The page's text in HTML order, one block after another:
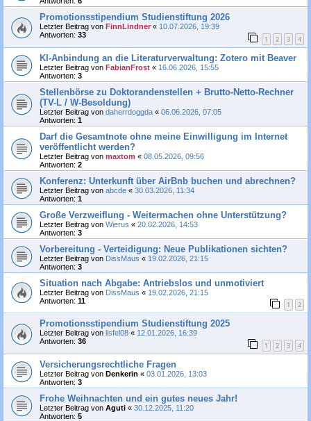
Promotionsstipendium Studienstiftung 2026
Letzter Beitrag von FinnLindner « 10.07.2026, 19:39
Antworten: 33 1 2 3 4
KI-Anbindung an die Literaturverwaltung: Zotero mit Beaver
Letzter Beitrag von FabianFrost « 16.06.2026, 15:55
Antworten: 3
Stellenbörse zu Doktorandenstellen + Brutto-Netto-Rechner
(TV-L / W-Besoldung)
Letzter Beitrag von daherrdoggda « 06.06.2026, 07:05
Antworten: 1
Darf die Gesamtnote ohne meine Einwilligung im Internet
veröffentlicht werden?
Letzter Beitrag von maxtom « 08.05.2026, 09:56
Antworten: 2
Konferenz: Unterkunft über AirBnb buchen und abrechnen?
Letzter Beitrag von abcde « 30.03.2026, 11:34
Antworten: 1
Große Verzweiflung - Weitermachen ohne Unterstützung?
Letzter Beitrag von Wierus « 20.02.2026, 14:53
Antworten: 3
Vorbereitung - Verteidigung: Neue Publikationen sichten?
Letzter Beitrag von DissMaus « 19.02.2026, 21:15
Antworten: 3
Situation nach Abgabe: Antriebslos und unmotiviert
Letzter Beitrag von DissMaus « 19.02.2026, 21:15
Antworten: 11 1 2
Promotionsstipendium Studienstiftung 2025
Letzter Beitrag von lisfel08 « 12.01.2026, 16:39
Antworten: 36 1 2 3 4
Versicherungsrechtliche Fragen
Letzter Beitrag von Denkerin « 03.01.2026, 13:03
Antworten: 3
Frohe Weihnachten und ein gutes neues Jahr!
Letzter Beitrag von Aguti « 30.12.2025, 11:20
Antworten: 5